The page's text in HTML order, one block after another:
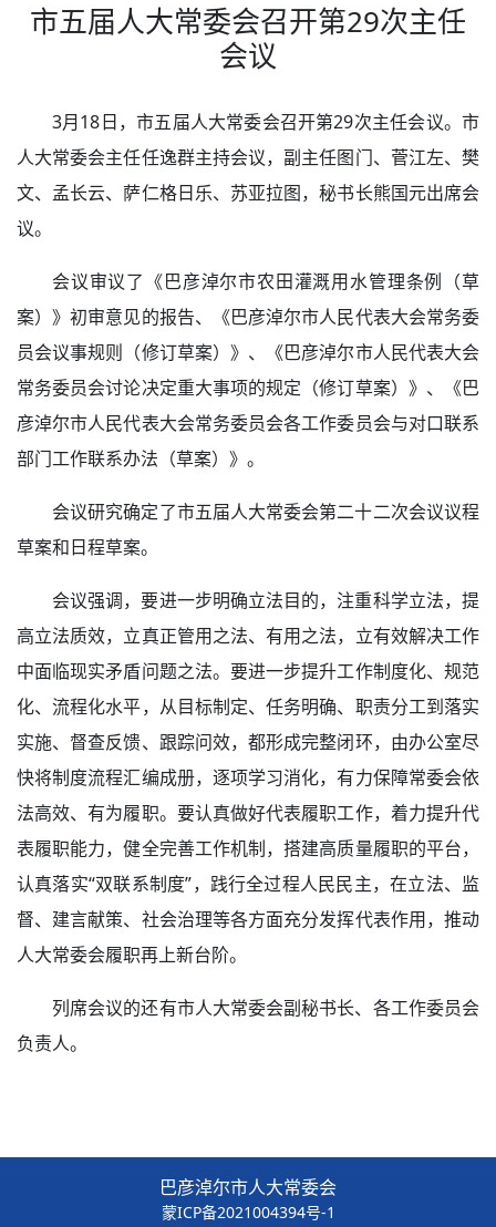
市五届人大常委会召开第29次主任
会议
3月18日，市五届人大常委会召开第29次主任会议。市
人大常委会主任任逸群主持会议，副主任图门、菅江左、樊
文、孟长云、萨仁格日乐、苏亚拉图，秘书长熊国元出席会
议。
会议审议了《巴彦淖尔市农田灌溉用水管理条例（草
案）》初审意见的报告、《巴彦淖尔市人民代表大会常务委
员会议事规则（修订草案）》、《巴彦淖尔市人民代表大会
常务委员会讨论决定重大事项的规定（修订草案）》、《巴
彦淖尔市人民代表大会常务委员会各工作委员会与对口联系
部门工作联系办法（草案）》。
会议研究确定了市五届人大常委会第二十二次会议议程
草案和日程草案。
会议强调，要进一步明确立法目的，注重科学立法，提
高立法质效，立真正管用之法、有用之法，立有效解决工作
中面临现实矛盾问题之法。要进一步提升工作制度化、规范
化、流程化水平，从目标制定、任务明确、职责分工到落实
实施、督查反馈、跟踪问效，都形成完整闭环，由办公室尽
快将制度流程汇编成册，逐项学习消化，有力保障常委会依
法高效、有为履职。要认真做好代表履职工作，着力提升代
表履职能力，健全完善工作机制，搭建高质量履职的平台，
认真落实“双联系制度”，践行全过程人民民主，在立法、监
督、建言献策、社会治理等各方面充分发挥代表作用，推动
人大常委会履职再上新台阶。
列席会议的还有市人大常委会副秘书长、各工作委员会
负责人。
巴彦淖尔市人大常委会
蒙ICP备2021004394号-1